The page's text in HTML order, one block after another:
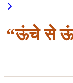
“ऊंचे से